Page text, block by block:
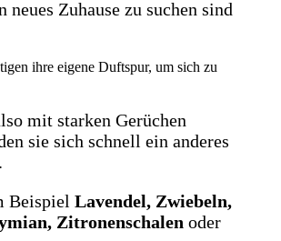
neues Zuhause zu suchen sind
ihre eigene Duftspur, um sich zu
mit starken Gerüchen
sie sich schnell ein anderes
Beispiel Lavendel, Zwiebeln,
Zitronenschalen oder